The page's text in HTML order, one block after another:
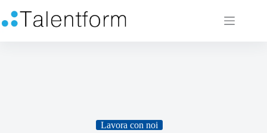
Lavora con noi